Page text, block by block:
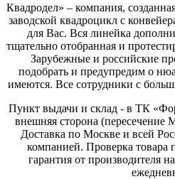
Квадродел» – компания,
заводской квадроцикл с
для Вас. Вся линейка
тщательно отобранная и
Зарубежные и российские
подобрать и предупредим о
имеются. Все сотрудники с
Пункт выдачи и склад - в ТК
внешняя сторона
Доставка по Москве и всей
компанией. Проверка товара
гарантия от производителя